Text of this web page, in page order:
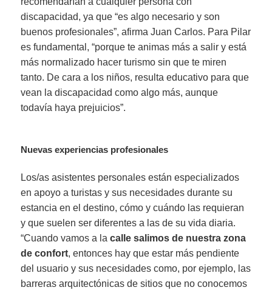
discapacidad, ya que “es algo necesario y son
buenos profesionales”, afirma Juan Carlos. Para Pilar
es fundamental, “porque te animas más a salir y está
más normalizado hacer turismo sin que te miren
tanto. De cara a los niños, resulta educativo para que
vean la discapacidad como algo más, aunque
todavía haya prejuicios”.
Nuevas experiencias profesionales
Los/as asistentes personales están especializados
en apoyo a turistas y sus necesidades durante su
estancia en el destino, cómo y cuándo las requieran
y que suelen ser diferentes a las de su vida diaria.
“Cuando vamos a lacalle salimos de nuestra zona
de confort, entonces hay que estar más pendiente
del usuario y sus necesidades como, por ejemplo, las
barreras arquitectónicas de sitios que no conocemos